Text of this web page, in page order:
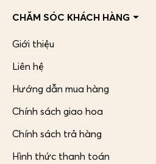
CHĂM SÓC KHÁCH HÀNG
Giới thiệu
Liên hệ
Hướng dẫn mua hàng
Chính sách giao hoa
Chính sách trả hàng
Hình thức thanh toán